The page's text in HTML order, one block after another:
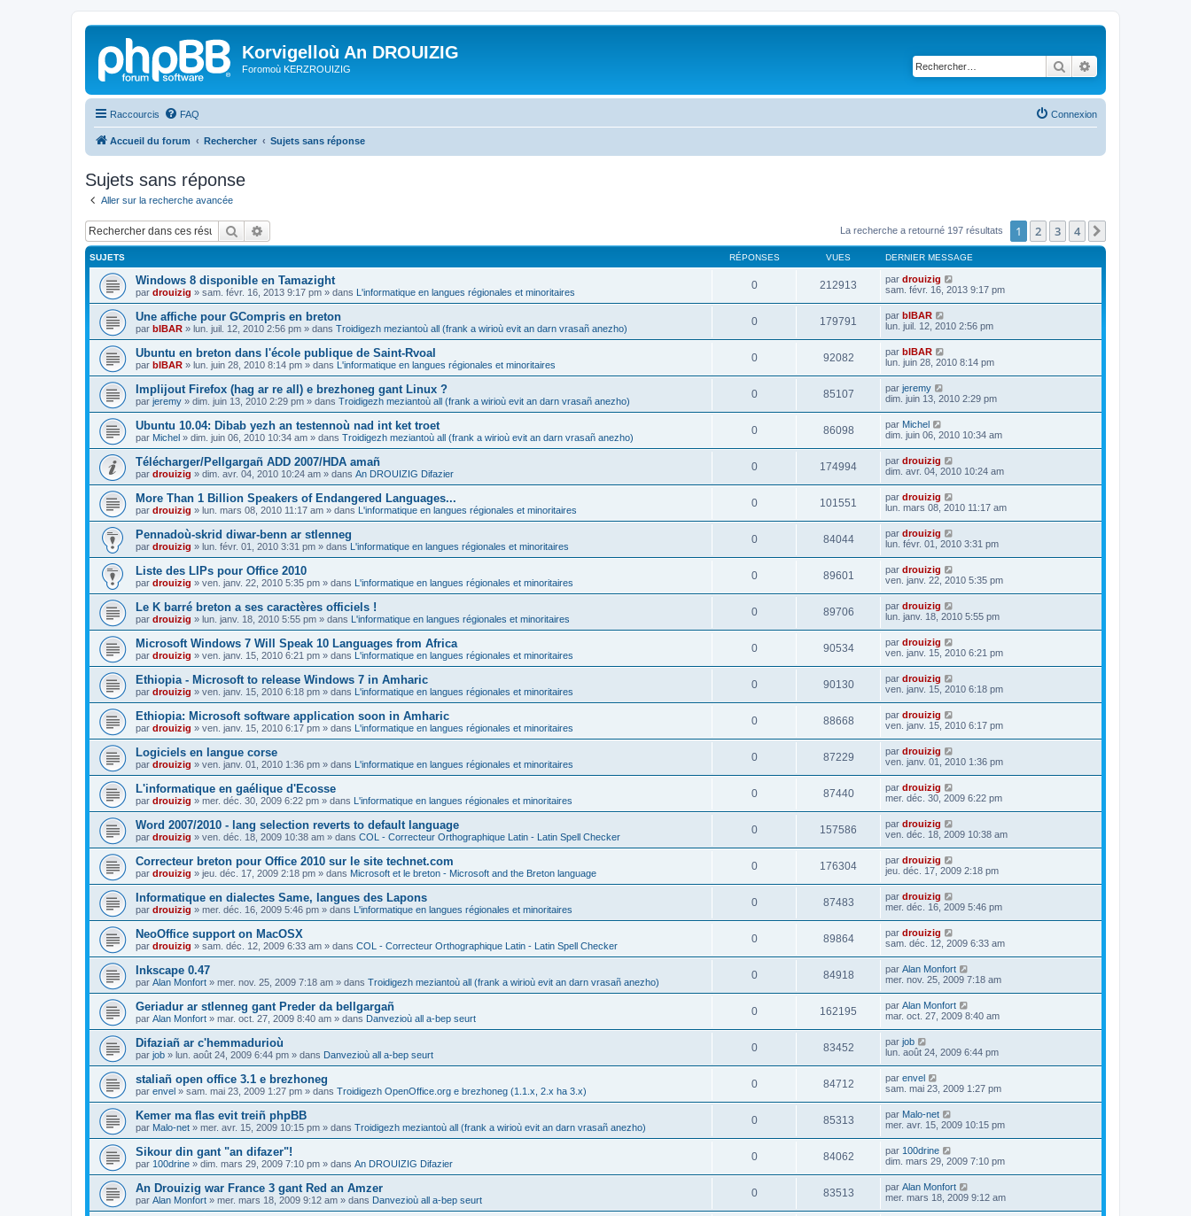
Korvigelloù An DROUIZIG
Foromoù KERZROUIZIG Rechercher
Raccourcis FAQ Connexion
Accueil du forum Rechercher Sujets sans réponse
Sujets sans réponse
Aller sur la recherche avancée
Rechercher La recherche a retourné 197 résultats 1 2 3 4
SUJETS RÉPONSES VUES DERNIER MESSAGE
Windows 8 disponible en Tamazight
par drouizig » sam. févr. 16, 2013 9:17 pm » dans L'informatique en langues régionales et minoritaires
0 212913 par drouizig
sam. févr. 16, 2013 9:17 pm
Une affiche pour GCompris en breton
par bIBAR » lun. juil. 12, 2010 2:56 pm » dans Troidigezh meziantoù all (frank a wirioù evit an darn vrasañ anezho)
0 179791 par bIBAR
lun. juil. 12, 2010 2:56 pm
Ubuntu en breton dans l'école publique de Saint-Rvoal
par bIBAR » lun. juin 28, 2010 8:14 pm » dans L'informatique en langues régionales et minoritaires
0 92082 par bIBAR
lun. juin 28, 2010 8:14 pm
Implijout Firefox (hag ar re all) e brezhoneg gant Linux ?
par jeremy » dim. juin 13, 2010 2:29 pm » dans Troidigezh meziantoù all (frank a wirioù evit an darn vrasañ anezho)
0 85107 par jeremy
dim. juin 13, 2010 2:29 pm
Ubuntu 10.04: Dibab yezh an testennoù nad int ket troet
par Michel » dim. juin 06, 2010 10:34 am » dans Troidigezh meziantoù all (frank a wirioù evit an darn vrasañ anezho)
0 86098 par Michel
dim. juin 06, 2010 10:34 am
Télécharger/Pellgargañ ADD 2007/HDA amañ
par drouizig » dim. avr. 04, 2010 10:24 am » dans An DROUIZIG Difazier
0 174994 par drouizig
dim. avr. 04, 2010 10:24 am
More Than 1 Billion Speakers of Endangered Languages...
par drouizig » lun. mars 08, 2010 11:17 am » dans L'informatique en langues régionales et minoritaires
0 101551 par drouizig
lun. mars 08, 2010 11:17 am
Pennadoù-skrid diwar-benn ar stlenneg
par drouizig » lun. févr. 01, 2010 3:31 pm » dans L'informatique en langues régionales et minoritaires
0 84044 par drouizig
lun. févr. 01, 2010 3:31 pm
Liste des LIPs pour Office 2010
par drouizig » ven. janv. 22, 2010 5:35 pm » dans L'informatique en langues régionales et minoritaires
0 89601 par drouizig
ven. janv. 22, 2010 5:35 pm
Le K barré breton a ses caractères officiels !
par drouizig » lun. janv. 18, 2010 5:55 pm » dans L'informatique en langues régionales et minoritaires
0 89706 par drouizig
lun. janv. 18, 2010 5:55 pm
Microsoft Windows 7 Will Speak 10 Languages from Africa
par drouizig » ven. janv. 15, 2010 6:21 pm » dans L'informatique en langues régionales et minoritaires
0 90534 par drouizig
ven. janv. 15, 2010 6:21 pm
Ethiopia - Microsoft to release Windows 7 in Amharic
par drouizig » ven. janv. 15, 2010 6:18 pm » dans L'informatique en langues régionales et minoritaires
0 90130 par drouizig
ven. janv. 15, 2010 6:18 pm
Ethiopia: Microsoft software application soon in Amharic
par drouizig » ven. janv. 15, 2010 6:17 pm » dans L'informatique en langues régionales et minoritaires
0 88668 par drouizig
ven. janv. 15, 2010 6:17 pm
Logiciels en langue corse
par drouizig » ven. janv. 01, 2010 1:36 pm » dans L'informatique en langues régionales et minoritaires
0 87229 par drouizig
ven. janv. 01, 2010 1:36 pm
L'informatique en gaélique d'Ecosse
par drouizig » mer. déc. 30, 2009 6:22 pm » dans L'informatique en langues régionales et minoritaires
0 87440 par drouizig
mer. déc. 30, 2009 6:22 pm
Word 2007/2010 - lang selection reverts to default language
par drouizig » ven. déc. 18, 2009 10:38 am » dans COL - Correcteur Orthographique Latin - Latin Spell Checker
0 157586 par drouizig
ven. déc. 18, 2009 10:38 am
Correcteur breton pour Office 2010 sur le site technet.com
par drouizig » jeu. déc. 17, 2009 2:18 pm » dans Microsoft et le breton - Microsoft and the Breton language
0 176304 par drouizig
jeu. déc. 17, 2009 2:18 pm
Informatique en dialectes Same, langues des Lapons
par drouizig » mer. déc. 16, 2009 5:46 pm » dans L'informatique en langues régionales et minoritaires
0 87483 par drouizig
mer. déc. 16, 2009 5:46 pm
NeoOffice support on MacOSX
par drouizig » sam. déc. 12, 2009 6:33 am » dans COL - Correcteur Orthographique Latin - Latin Spell Checker
0 89864 par drouizig
sam. déc. 12, 2009 6:33 am
Inkscape 0.47
par Alan Monfort » mer. nov. 25, 2009 7:18 am » dans Troidigezh meziantoù all (frank a wirioù evit an darn vrasañ anezho)
0 84918 par Alan Monfort
mer. nov. 25, 2009 7:18 am
Geriadur ar stlenneg gant Preder da bellgargañ
par Alan Monfort » mar. oct. 27, 2009 8:40 am » dans Danvezioù all a-bep seurt
0 162195 par Alan Monfort
mar. oct. 27, 2009 8:40 am
Difaziañ ar c'hemmadurioù
par job » lun. août 24, 2009 6:44 pm » dans Danvezioù all a-bep seurt
0 83452 par job
lun. août 24, 2009 6:44 pm
staliañ open office 3.1 e brezhoneg
par envel » sam. mai 23, 2009 1:27 pm » dans Troidigezh OpenOffice.org e brezhoneg (1.1.x, 2.x ha 3.x)
0 84712 par envel
sam. mai 23, 2009 1:27 pm
Kemer ma flas evit treiñ phpBB
par Malo-net » mer. avr. 15, 2009 10:15 pm » dans Troidigezh meziantoù all (frank a wirioù evit an darn vrasañ anezho)
0 85313 par Malo-net
mer. avr. 15, 2009 10:15 pm
Sikour din gant "an difazer"!
par 100drine » dim. mars 29, 2009 7:10 pm » dans An DROUIZIG Difazier
0 84062 par 100drine
dim. mars 29, 2009 7:10 pm
An Drouizig war France 3 gant Red an Amzer
par Alan Monfort » mer. mars 18, 2009 9:12 am » dans Danvezioù all a-bep seurt
0 83513 par Alan Monfort
mer. mars 18, 2009 9:12 am